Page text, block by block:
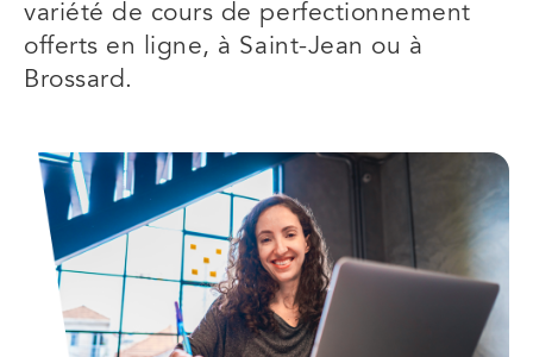
variété de cours de perfectionnement
offerts en ligne, à Saint-Jean ou à
Brossard.